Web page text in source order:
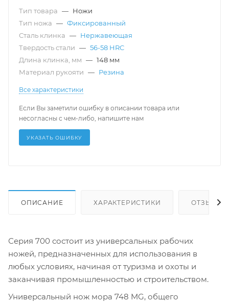
Тип товара — Ножи
Тип ножа — Фиксированный
Сталь клинка — Нержавеющая
Твердость стали — 56-58 HRC
Длина клинка, мм — 148 мм
Материал рукояти — Резина
Все характеристики
Если Вы заметили ошибку в описании товара или
несогласны с чем-либо, напишите нам
УКАЗАТЬ ОШИБКУ
ОПИСАНИЕ ХАРАКТЕРИСТИКИ ОТЗЫВЫ
Серия 700 состоит из универсальных рабочих
ножей, предназначенных для использования в
любых условиях, начиная от туризма и охоты и
заканчивая промышленностью и строительством.
Универсальный нож мора 748 MG, общего